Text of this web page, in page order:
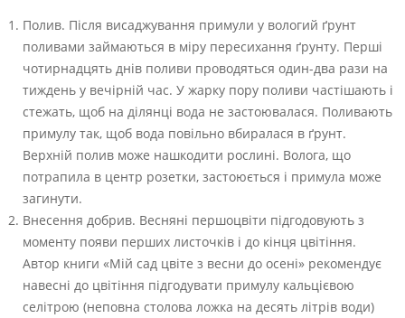
Полив. Після висаджування примули у вологий ґрунт
поливами займаються в міру пересихання ґрунту. Перші
чотирнадцять днів поливи проводяться один-два рази на
тиждень у вечірній час. У жарку пору поливи частішають і
стежать, щоб на ділянці вода не застоювалася. Поливають
примулу так, щоб вода повільно вбиралася в ґрунт.
Верхній полив може нашкодити рослині. Волога, що
потрапила в центр розетки, застоюється і примула може
загинути.
Внесення добрив. Весняні першоцвіти підгодовують з
моменту появи перших листочків і до кінця цвітіння.
Автор книги «Мій сад цвіте з весни до осені» рекомендує
навесні до цвітіння підгодувати примулу кальцієвою
селітрою (неповна столова ложка на десять літрів води)